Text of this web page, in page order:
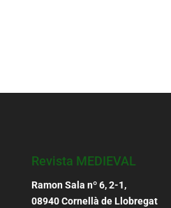
Revista MEDIEVAL
Ramon Sala nº 6, 2-1,
08940 Cornellà de Llobregat